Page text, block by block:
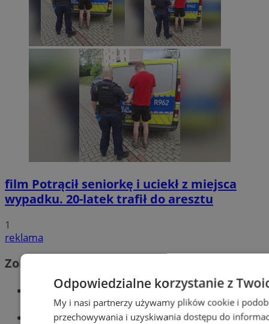
film Potrącił seniorkę i uciekł z miejsca
wypadku. 20-latek trafił do aresztu
1
reklama
Zobacz również
Wiadomości kryminalne w Wodzisławiu
Wiadomości lokalne
Odpowiedzialne korzystanie z
My i nasi partnerzy używamy plików cookie i
przechowywania i uzyskiwania dostępu do